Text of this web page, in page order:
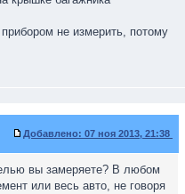
не измерить, потому
Добавлено: 07 ноя 2013, 21:38
вы замеряете? В любом
или весь авто, не говоря